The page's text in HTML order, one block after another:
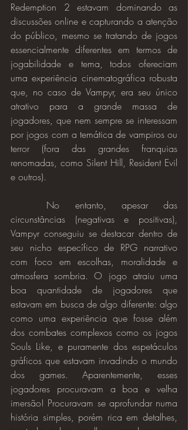
Redemption 2 estavam dominando as
discussões online e capturando a atenção
do público, mesmo se tratando de jogos
essencialmente diferentes em termos de
jogabilidade e tema, todos ofereciam
uma experiência cinematográfica robusta
que, no caso de Vampyr, era seu único
atrativo para a grande massa de
jogadores, que nem sempre se interessam
por jogos com a temática de vampiros ou
terror (fora das grandes franquias
renomadas, como Silent Hill, Resident Evil
e outros).
circunstâncias (negativas e positivas),
Vampyr conseguiu se destacar dentro de
seu nicho específico de RPG narrativo
com foco em escolhas, moralidade e
atmosfera sombria. O jogo atraiu uma
boa quantidade de jogadores que
estavam em busca de algo diferente: algo
como uma experiência que fosse além
dos combates complexos como os jogos
Souls Like, e puramente dos espetáculos
gráficos que estavam invadindo o mundo
dos games. Aparentemente, esses
jogadores procuravam a boa e velha
imersão! Procuravam se aprofundar numa
história simples, porém rica em detalhes,